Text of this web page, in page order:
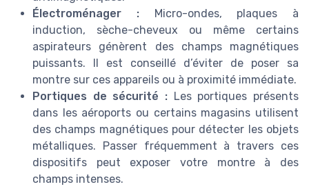
Électroménager :Micro-ondes, plaques à
induction, sèche-cheveux ou même certains
aspirateurs génèrent des champs magnétiques
puissants. Il est conseillé d’éviter de poser sa
montre sur ces appareils ou à proximité immédiate.
Portiques de sécurité : Les portiques présents
dans les aéroports ou certains magasins utilisent
des champs magnétiques pour détecter les objets
métalliques. Passer fréquemment à travers ces
dispositifs peut exposer votre montre à des
champs intenses.